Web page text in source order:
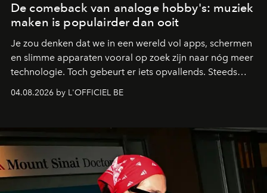
De comeback van analoge hobby's: muziek
maken is populairder dan ooit
Je zou denken dat we in een wereld vol apps, schermen
en slimme apparaten vooral op zoek zijn naar nóg meer
technologie. Toch gebeurt er iets opvallends. Steeds
meer mensen grijpen juist terug naar activiteiten waarbij
je iets met je handen doet en niet constant naar een
vinylplaten, fotografie met een analoge camera,
handgeschreven notitieboeken. Die trend draait niet
alleen om nostalgie. Je wilt iets maken, voelen en
beleven zonder dat alles meteen digitaal, snel en
efficiënt hoeft te zijn. Juist dat langzamere tempo voelt
04.08.2026 by L'OFFICIEL BE